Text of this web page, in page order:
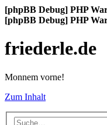
[phpBB Debug] PHP
[phpBB Debug] PHP
friederle.de
Monnem vorne!
Zum Inhalt